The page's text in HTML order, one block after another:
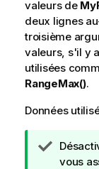
valeurs de
deux lignes
troisième
valeurs, s'il y
utilisées
RangeMax().
Données
N
o
vous